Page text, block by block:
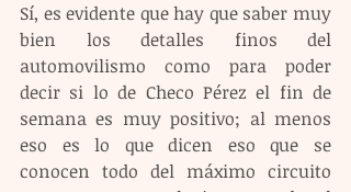
Sí, es evidente que hay que saber muy
bien los detalles finos del
automovilismo como para poder
decir si lo de Checo Pérez el fin de
semana es muy positivo; al menos
eso es lo que dicen eso que se
conocen todo del máximo circuito